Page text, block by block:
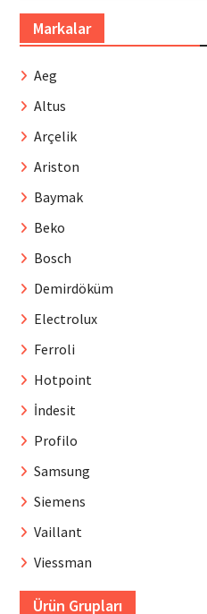
Markalar
Aeg
Altus
Arçelik
Ariston
Baymak
Beko
Bosch
Demirdöküm
Electrolux
Ferroli
Hotpoint
İndesit
Profilo
Samsung
Siemens
Vaillant
Viessman
Ürün Grupları